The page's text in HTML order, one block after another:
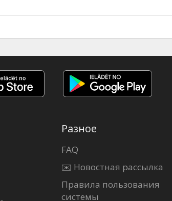
одну из самых главных
Питера Квилла? Фильм на
русском языках. Сеансы в
Разное
FAQ
✉️ Новостная рассылка
Правила пользования
системы